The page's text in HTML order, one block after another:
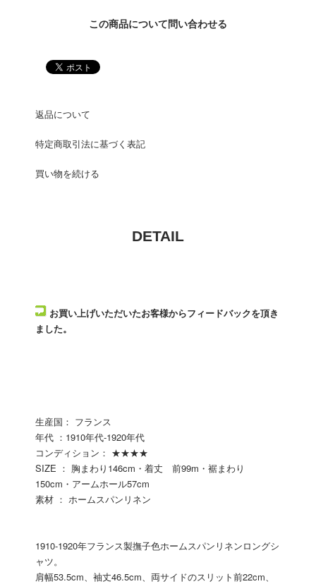
この商品について問い合わせる
返品について
特定商取引法に基づく表記
買い物を続ける
DETAIL
お買い上げいただいたお客様からフィードバックを頂き
ました。
生産国： フランス
年代 ：1910年代-1920年代
コンディション： ★★★★
SIZE ： 胸まわり146cm・着丈 前99m・裾まわり
150cm・アームホール57cm
素材 ： ホームスパンリネン
1910-1920年フランス製撫子色ホームスパンリネンロングシ
ャツ。
肩幅53.5cm、袖丈46.5cm、両サイドのスリット前22cm、